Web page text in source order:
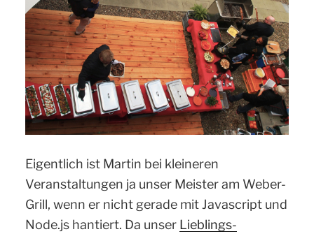
Eigentlich ist Martin bei kleineren
Veranstaltungen ja unser Meister am Weber-
Grill, wenn er nicht gerade mit Javascript und
Node.js hantiert. Da unser Lieblings-